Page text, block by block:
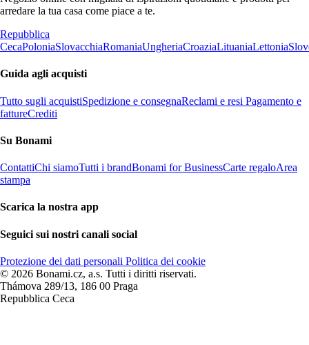
arredare la tua casa come piace a te.
Repubblica
CecaPoloniaSlovacchiaRomaniaUngheriaCroaziaLituaniaLettonia
Guida agli acquisti
Tutto sugli acquistiSpedizione e consegnaReclami e resi Pagamento e
fattureCrediti
Su Bonami
ContattiChi siamoTutti i brandBonami for BusinessCarte regaloArea
stampa
Scarica la nostra app
Seguici sui nostri canali social
Protezione dei dati personali Politica dei cookie
© 2026 Bonami.cz, a.s. Tutti i diritti riservati.
Thámova 289/13, 186 00 Praga
Repubblica Ceca